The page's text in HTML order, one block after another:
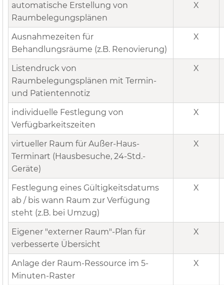
automatische Erstellung von
Raumbelegungsplänen
X
Ausnahmezeiten für
Behandlungsräume (z.B. Renovierung)
X
Listendruck von
Raumbelegungsplänen mit Termin-
und Patientennotiz
X
individuelle Festlegung von
Verfügbarkeitszeiten
X
virtueller Raum für Außer-Haus-
Terminart (Hausbesuche, 24-Std.-
Geräte)
X
Festlegung eines Gültigkeitsdatums
ab / bis wann Raum zur Verfügung
steht (z.B. bei Umzug)
X
Eigener "externer Raum"-Plan für
verbesserte Übersicht
X
Anlage der Raum-Ressource im 5-
Minuten-Raster
X